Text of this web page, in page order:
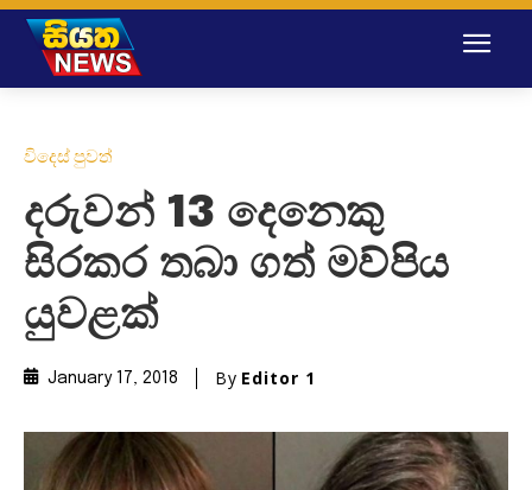
විදෙස් පුවත්
දරුවන් 13 දෙනෙකු
සිරකර තබා ගත් මව්පිය
යුවළක්
January 17, 2018 By Editor 1